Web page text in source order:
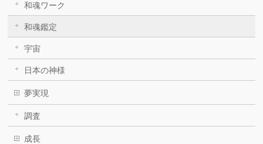
和魂ワーク
和魂鑑定
宇宙
日本の神様
夢実現
調査
成長